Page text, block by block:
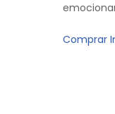
Comprar